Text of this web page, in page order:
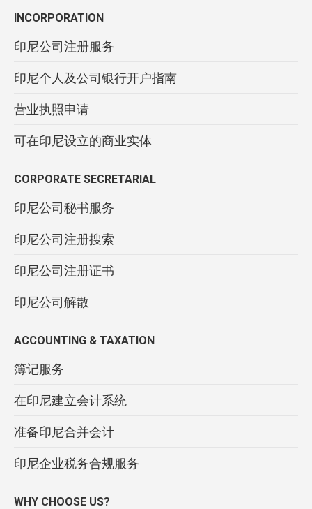
INCORPORATION
印尼公司注册服务
印尼个人及公司银行开户指南
营业执照申请
可在印尼设立的商业实体
CORPORATE SECRETARIAL
印尼公司秘书服务
印尼公司注册搜索
印尼公司注册证书
印尼公司解散
ACCOUNTING & TAXATION
簿记服务
在印尼建立会计系统
准备印尼合并会计
印尼企业税务合规服务
WHY CHOOSE US?